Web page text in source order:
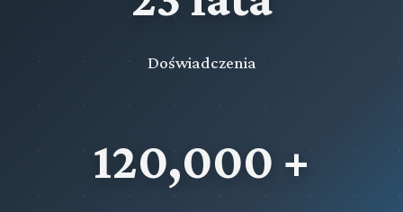
Doświadczenia
120,000 +